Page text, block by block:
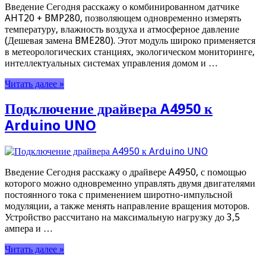
Введение Сегодня расскажу о комбинированном датчике
AHT20 + BMP280, позволяющем одновременно измерять
температуру, влажность воздуха и атмосферное давление
(Дешевая замена BME280). Этот модуль широко применяется
в метеорологических станциях, экологическом мониторинге,
интеллектуальных системах управления домом и …
Читать далее »
Подключение драйвера A4950 к
Arduino UNO
Введение Сегодня расскажу о драйвере A4950, с помощью
которого можно одновременно управлять двумя двигателями
постоянного тока с применением широтно-импульсной
модуляции, а также менять направление вращения моторов.
Устройство рассчитано на максимальную нагрузку до 3,5
ампера и …
Читать далее »